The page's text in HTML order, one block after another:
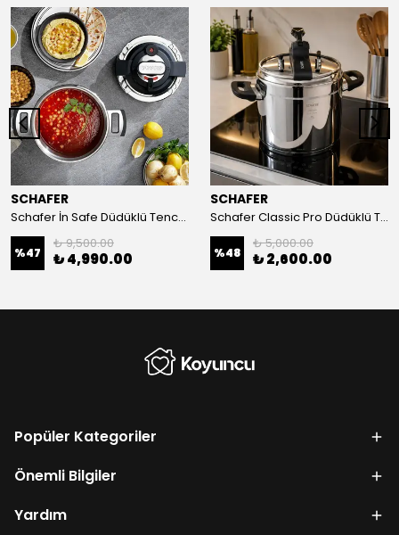
SCHAFER
Schafer İn Safe Düdüklü Tencere 5 Litre
%47
₺ 9,500.00
₺ 4,990.00
SCHAFER
Schafer Classic Pro Düdüklü Tencere 8-İnox
%48
₺ 5,000.00
₺ 2,600.00
Popüler Kategoriler
Önemli Bilgiler
Yardım